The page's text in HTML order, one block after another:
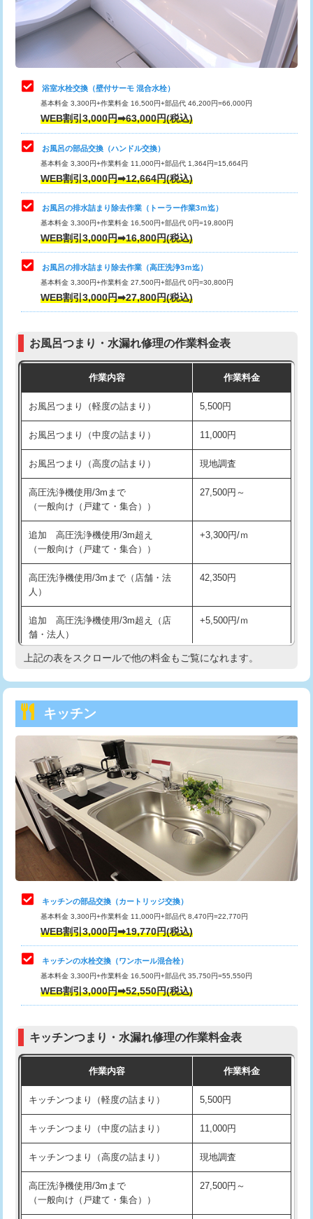
止水・漏水調査・防水処理・清掃・修
理・調整・分解・加工など（軽作業）
止水・漏水調査・防水処理・清掃・修
理・調整・分解・加工など（中作業）
22,000円
止水・漏水調査・防水処理・清掃・修
理・調整・分解・加工など（重作業）
33,000円
トイレタンク脱着
トイレ便器脱着
タンクレストイレ脱着 33,000円
小便器トイレ脱着
その他部品の脱着 8,800円～
交換・取付（タンク）
交換・取付（普通便座） 11,000円+材料費
交換・取付（温水洗浄便座） 16,500円+材料費
交換・取付(単水栓（壁付・デッキ
式）)
13,200円+材料費
交換・取付(混合水栓（壁付・デッキ
式・ワンホール）)
16,500円+材料費
交換・取付(排水栓・排水トラップ
（P/S/ポップアップ））
22,000円+材料費
交換・取付（その他部品） 11,000円+材料費
持込商品取付（単水栓） 13,200円
持込商品取付（混合水栓）
持込商品取付（浄水器・分岐水栓） 16,500円
持込商品取付（温水洗浄便座） 22,000円
持込商品取付（普通便座⇔温水洗浄便
22,000円
給水管工事※（ホール加工)
給水管工事※（バンド止め) 3,300円
給水管工事※（支持金具設置) 5,500円
給水管工事※（保温材使用（バンド止
め込み）)
5,500円
給水管工事※（土の掘削・埋め戻し作
11,000円
給水管工事※（塩ビ管（VP・HI）使
用/3ｍまで)
給水管工事※（塩ビ管（VP・HI）使
用（追加）/3ｍ超え)
給水管工事※（ライニング鋼管・銅
管・ポリ管・HT管使用/3ｍまで)
44,000円
管・ポリ管・HT管使用/3ｍ超え)
排水管工事（土の掘削・埋め戻し作
11,000円~
排水管工事（排水管工事/3ｍまで） 55,000円
排水管工事（追加 排水管工事/3ｍ超
+11,000円
マス交換（土の掘削・埋め戻し作業）
マス交換（深さ50㎝未満）
浴室水栓交換（壁付サーモ 混合水栓）
基本料金 3,300円+作業料金 16,500円+部品代 46,200円=66,000円
WEB割引3,000円➡63,000円(税込)
お風呂の部品交換（ハンドル交換）
基本料金 3,300円+作業料金 11,000円+部品代 1,364円=15,664円
WEB割引3,000円➡12,664円(税込)
お風呂の排水詰まり除去作業（トーラー作業3ｍ迄）
基本料金 3,300円+作業料金 16,500円+部品代 0円=19,800円
WEB割引3,000円➡16,800円(税込)
お風呂の排水詰まり除去作業（高圧洗浄3ｍ迄）
基本料金 3,300円+作業料金 27,500円+部品代 0円=30,800円
WEB割引3,000円➡27,800円(税込)
お風呂つまり・水漏れ修理の作業料金表
作業内容 作業料金
お風呂つまり（軽度の詰まり） 5,500円
お風呂つまり（中度の詰まり） 11,000円
お風呂つまり（高度の詰まり） 現地調査
高圧洗浄機使用/3mまで
（一般向け（戸建て・集合））
27,500円～
追加 高圧洗浄機使用/3m超え
（一般向け（戸建て・集合））
+3,300円/ｍ
高圧洗浄機使用/3mまで（店舗・法
人）
42,350円
追加 高圧洗浄機使用/3m超え（店
舗・法人）
+5,500円/ｍ
高度高圧洗浄換 現地調査
トーラー機使用/3mまで
追加トーラー機使用/3m超え +3,300円
カメラ調査 33,000円
桝清掃 8,800円
止水・漏水調査・防水処理・清掃・修
理・調整・分解・加工など（軽作業）
11,000円
止水・漏水調査・防水処理・清掃・修
理・調整・分解・加工など（中作業）
22,000円
止水・漏水調査・防水処理・清掃・修
理・調整・分解・加工など（重作業）
33,000円
お風呂タンク脱着
その他部品の脱着
式・ワンホール）)
交換・取付(排水栓・排水トラップ
22,000円+材料費
持込商品取付（単水栓）
上記の表をスクロールで他の料金もご覧になれます。
キッチン
キッチンの部品交換（カートリッジ交換）
基本料金 3,300円+作業料金 11,000円+部品代 8,470円=22,770円
WEB割引3,000円➡19,770円(税込)
キッチンの水栓交換（ワンホール混合栓）
基本料金 3,300円+作業料金 16,500円+部品代 35,750円=55,550円
WEB割引3,000円➡52,550円(税込)
キッチンつまり・水漏れ修理の作業料金表
作業内容 作業料金
キッチンつまり（軽度の詰まり） 5,500円
キッチンつまり（中度の詰まり） 11,000円
キッチンつまり（高度の詰まり） 現地調査
高圧洗浄機使用/3mまで
（一般向け（戸建て・集合））
27,500円～